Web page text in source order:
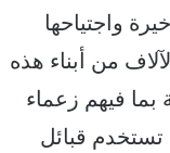
واجتياحها
من أبناء هذه
بما فيهم زعماء
تستخدم قبائل